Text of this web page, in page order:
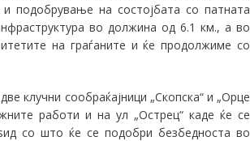
подобрување на состојбата со патната
во должина од 6.1 км., а во
на граѓаните и ќе продолжиме со
клучни сообраќајници „Скопска“ и „Орце
работи и на ул „Острец“ кадеќе се
со што ќе се подобри безбедноста во